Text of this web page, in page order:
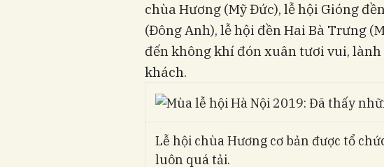
chùa Hương (Mỹ Đức), lễ hội Gióng
(Đông Anh), lễ hội đền Hai Bà Trưng
đến không khí đón xuân tươi vui,
khách.
Lễ hội chùa Hương cơ bản được tổ
luôn quá tải.